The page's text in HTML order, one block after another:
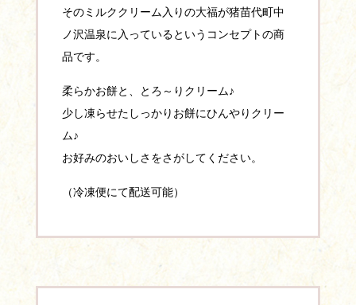
そのミルククリーム入りの大福が猪苗代町中
ノ沢温泉に入っているというコンセプトの商
品です。
柔らかお餅と、とろ～りクリーム♪
少し凍らせたしっかりお餅にひんやりクリー
ム♪
お好みのおいしさをさがしてください。
（冷凍便にて配送可能）